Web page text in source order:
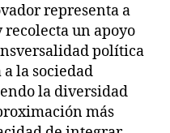
representa a
un apoyo
política
a la sociedad
la diversidad
más